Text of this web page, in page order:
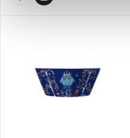
samtykke fra erklæringen
mediefunksjoner og for å
dessuten informasjon om
vårt, med partnerne våre
annonsering og